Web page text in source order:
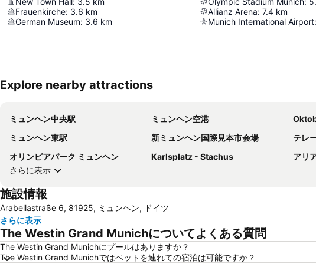
Frauenkirche: 3.6 km
German Museum: 3.6 km
Allianz Arena: 7.4 km
Munich International Airport:
Explore nearby attractions
ミュンヘン中央駅 ミュンヘン空港
ミュンヘン東駅
新ミュンヘン国際見本市会場 テレ
オリンピアパーク ミュンヘン
Karlsplatz - Stachus アリ
さらに表示
施設情報
Arabellastraße 6, 81925, ミュンヘン, ドイツ
さらに表示
The Westin Grand Munichについてよくある質問
The Westin Grand Munichにプールはありますか？
The Westin Grand Munichではペットを連れての宿泊は可能ですか？